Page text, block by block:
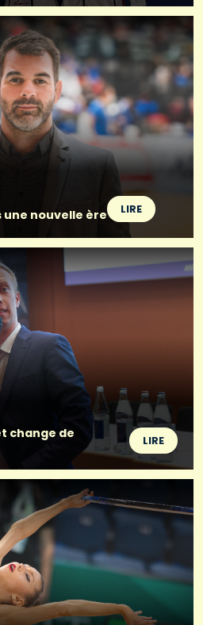
une nouvelle ère
LIRE
change de
LIRE